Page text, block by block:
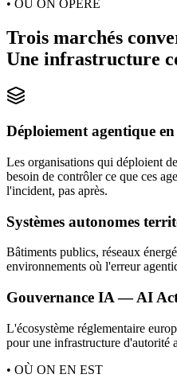
• OÙ ON OPÈRE
Trois marchés
Une infrastructure
Déploiement agentique
Les organisations qui déploient
besoin de contrôler ce que ces
l'incident, pas après.
Systèmes autonomes
Bâtiments publics, réseaux
environnements où l'erreur
Gouvernance IA — AI
L'écosystème réglementaire
pour une infrastructure d'autorité
• OÙ ON EN EST